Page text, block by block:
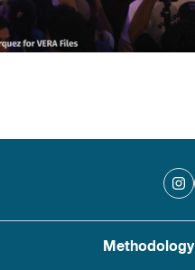
Methodology